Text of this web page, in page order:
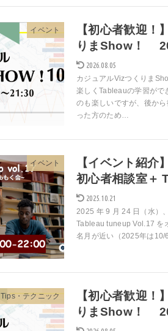
イベント
【初心者歓迎！
りまShow！
2026.08.05
カジュアルVizつくりま
楽しくTableauの学習がで
のも楽しいですが、後か
った方のため…
イベント
【イベント紹
初心者相談室＋
2025.10.21
2025 年 9 月 24 日（水）
Tableau tuneup Vol.17 を
名月が近い（2025年は10/
Tips・テクニック
【初心者歓迎！
りまShow！